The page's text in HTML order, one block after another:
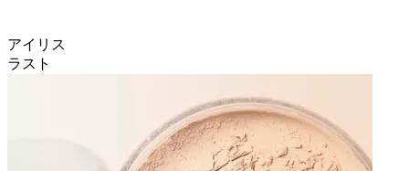
アイリス
ラスト